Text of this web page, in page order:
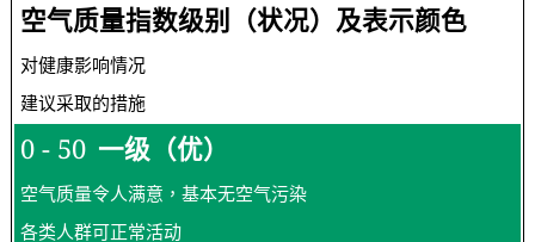
空气质量指数级别（状况）及表示颜色
对健康影响情况
建议采取的措施
0 - 50 一级（优）
空气质量令人满意，基本无空气污染
各类人群可正常活动